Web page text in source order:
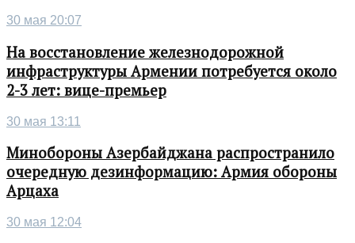
30 мая 20:07
На восстановление железнодорожной
инфраструктуры Армении потребуется около
2-3 лет: вице-премьер
30 мая 13:11
Минобороны Азербайджана распространило
очередную дезинформацию: Армия обороны
Арцаха
30 мая 12:04